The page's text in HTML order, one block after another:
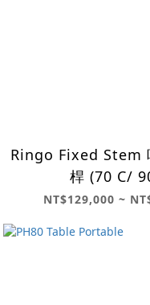
Ringo Fixed Stem
桿 (70 C/
NT$129,000 ~